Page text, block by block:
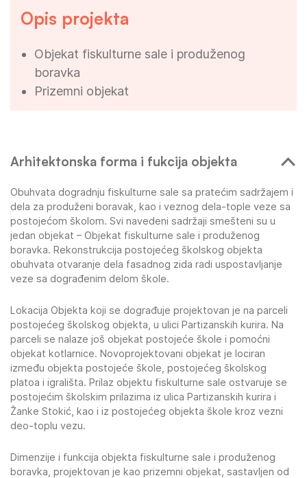
Opis projekta
Objekat fiskulturne sale i produženog
boravka
Prizemni objekat
Arhitektonska forma i fukcija objekta
Obuhvata dogradnju fiskulturne sale sa pratećim sadržajem i
dela za produženi boravak, kao i veznog dela-tople veze sa
postojećom školom. Svi navedeni sadržaji smešteni su u
jedan objekat – Objekat fiskulturne sale i produženog
boravka. Rekonstrukcija postojećeg školskog objekta
obuhvata otvaranje dela fasadnog zida radi uspostavljanje
veze sa dograđenim delom škole.
Lokacija Objekta koji se dograđuje projektovan je na parceli
postojećeg školskog objekta, u ulici Partizanskih kurira. Na
parceli se nalaze još objekat postojeće škole i pomoćni
objekat kotlarnice. Novoprojektovani objekat je lociran
između objekta postojeće škole, postojećeg školskog
platoa i igrališta. Prilaz objektu fiskulturne sale ostvaruje se
postojećim školskim prilazima iz ulica Partizanskih kurira i
Žanke Stokić, kao i iz postojećeg objekta škole kroz vezni
deo-toplu vezu.
Dimenzije i funkcija objekta fiskulturne sale i produženog
boravka, projektovan je kao prizemni objekat, sastavljen od